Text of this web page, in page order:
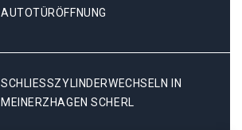
AUTOTÜRÖFFNUNG
SCHLIESSZYLINDERWECHSELN IN M
EINERZHAGEN SCHERL